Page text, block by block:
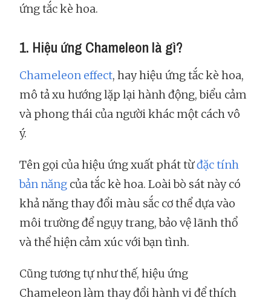
ứng tắc kè hoa.
1. Hiệu ứng Chameleon là gì?
Chameleon effect, hay hiệu ứng tắc kè hoa,
mô tả xu hướng lặp lại hành động, biểu cảm
và phong thái của người khác một cách vô
ý.
Tên gọi của hiệu ứng xuất phát từđặc tính
bản năng của tắc kè hoa. Loài bò sát này có
khả năng thay đổi màu sắc cơ thể dựa vào
môi trường để ngụy trang, bảo vệ lãnh thổ
và thể hiện cảm xúc với bạn tình.
Cũng tương tự như thế, hiệu ứng
Chameleon làm thay đổi hành vi để thích